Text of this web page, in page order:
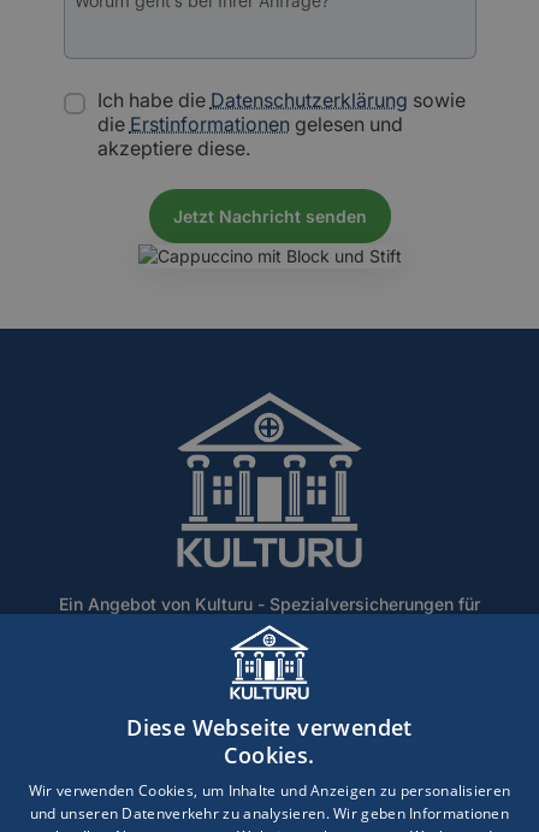
Ich habe die Datenschutzerklärung sowie
die Erstinformationen gelesen und
akzeptiere diese.
Ein Angebot von Kulturu - Spezialversicherungen für
Denkmalschutz und historische Gebäude.
Über UnsBlogLexikon
ErstinformationHaftungsausschlussImpressum
Datenschutz
Copyright © 2026 · Ein Service der DEVK Gebietsdirektion
Diese Webseite verwendet
Cookies.
Wir verwenden Cookies, um Inhalte und Anzeigen zu personalisieren
und unseren Datenverkehr zu analysieren. Wir geben Informationen